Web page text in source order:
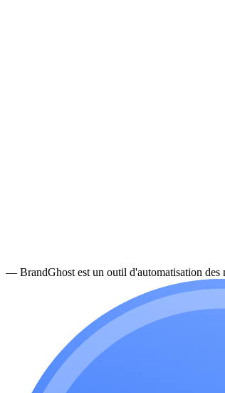
— BrandGhost est un outil d'automatisation des